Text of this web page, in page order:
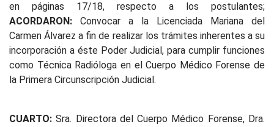
en páginas 17/18, respecto a los postulantes;
ACORDARON: Convocar a la Licenciada Mariana del
Carmen Álvarez a fin de realizar los trámites inherentes a su
incorporación a éste Poder Judicial, para cumplir funciones
como Técnica Radióloga en el Cuerpo Médico Forense de
la Primera Circunscripción Judicial.
CUARTO: Sra. Directora del Cuerpo Médico Forense, Dra.